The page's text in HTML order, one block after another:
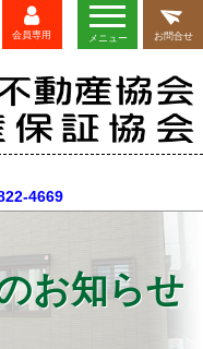
4669
会員専用 メニュー お問合せ
お知らせ